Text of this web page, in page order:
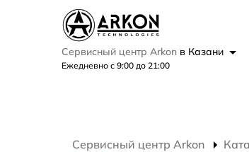
Сервисный центр Arkon в Казани
Ежедневно с 9:00 до 21:00
Сервисный центр Arkon